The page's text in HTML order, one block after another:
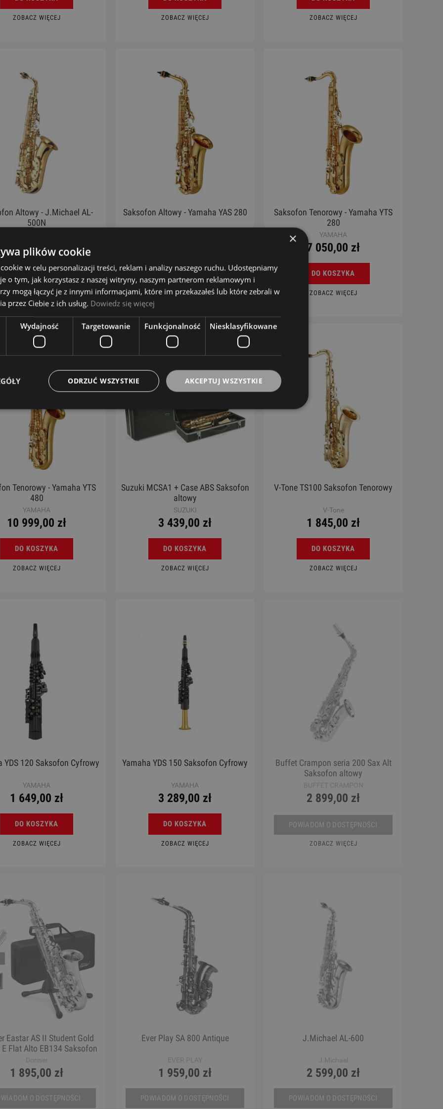
ZOBACZ WIĘCEJ ZOBACZ WIĘCEJ ZOBACZ WIĘCEJ
Altowy - J.Michael AL-
500N
2 349,00 zł
DO KOSZYKA
ZOBACZ WIĘCEJ
Saksofon Altowy - Yamaha YAS 280
DO KOSZYKA
ZOBACZ WIĘCEJ
Saksofon Tenorowy - Yamaha YTS
280
YAMAHA
7 050,00 zł
DO KOSZYKA
ZOBACZ WIĘCEJ
Tenorowy - Yamaha YTS
480
YAMAHA
10 999,00 zł
DO KOSZYKA
ZOBACZ WIĘCEJ
Suzuki MCSA1 + Case ABS Saksofon
altowy
SUZUKI
3 439,00 zł
DO KOSZYKA
ZOBACZ WIĘCEJ
V-Tone TS100 Saksofon Tenorowy
V-Tone
1 845,00 zł
DO KOSZYKA
ZOBACZ WIĘCEJ
YDS 120 Saksofon Cyfrowy
YAMAHA
1 649,00 zł
DO KOSZYKA
ZOBACZ WIĘCEJ
Yamaha YDS 150 Saksofon Cyfrowy
YAMAHA
3 289,00 zł
DO KOSZYKA
ZOBACZ WIĘCEJ
Buffet Crampon seria 200 Sax Alt
Saksofon altowy
BUFFET CRAMPON
2 899,00 zł
POWIADOM O DOSTĘPNOŚCI
ZOBACZ WIĘCEJ
Eastar AS II Student Gold
E Flat Alto EB134 Saksofon
altowy
Donner
1 895,00 zł
O DOSTĘPNOŚCI
Ever Play SA 800 Antique
EVER PLAY
1 959,00 zł
POWIADOM O DOSTĘPNOŚCI
J.Michael AL-600
J.Michael
2 599,00 zł
POWIADOM O DOSTĘPNOŚCI
×
plików cookie
w celu personalizacji treści, reklam i analizy naszego ruchu. Udostępniamy
o tym, jak korzystasz z naszej witryny, naszym partnerom reklamowym i
mogą łączyć je z innymi informacjami, które im przekazałeś lub które zebrali w
przez Ciebie z ich usług. Dowiedz się więcej
Wydajność Targetowanie Funkcjonalność Niesklasyfikowane
AKCEPTUJ WSZYSTKIE
ODRZUĆ WSZYSTKIE